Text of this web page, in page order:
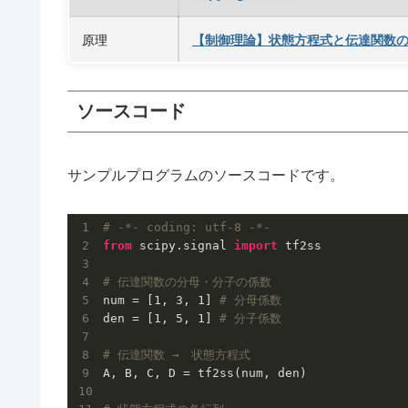
原理 【制御理論】状態方程式と伝達関数
ソースコード
サンプルプログラムのソースコードです。
# -*- coding: utf-8 -*-
from scipy.signal import tf2ss
# 伝達関数の分母・分子の係数
num = [ 1 , 3 , 1
# 分母係数
den = [ 1 , 5 , 1 # 分子係数
# 伝達関数 →　状態方程式
A, B, C, D = tf2ss(num, den)